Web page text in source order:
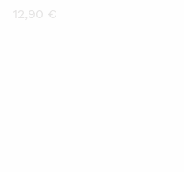
12,90 €